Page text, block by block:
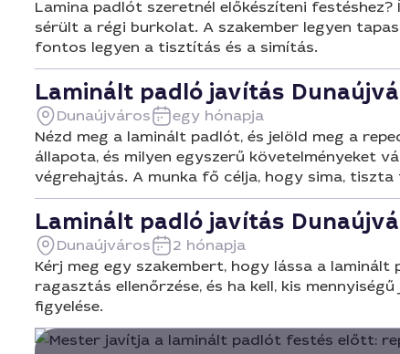
Lamina padlót szeretnél előkészíteni
sérült a régi burkolat. A szakember legyen
fontos legyen a tisztítás és a simítás.
Laminált padló javítás
Dunaújváros
egy hónapja
Nézd meg a laminált padlót, és jelöld meg a
állapota, és milyen egyszerű követelményeket
végrehajtás. A munka fő célja, hogy sima,
Laminált padló javítás
Dunaújváros
2 hónapja
Kérj meg egy szakembert, hogy lássa a
ragasztás ellenőrzése, és ha kell, kis
figyelése.